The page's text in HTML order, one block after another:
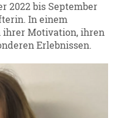
2022 bis September
In einem
ihrer Motivation, ihren
Erlebnissen.